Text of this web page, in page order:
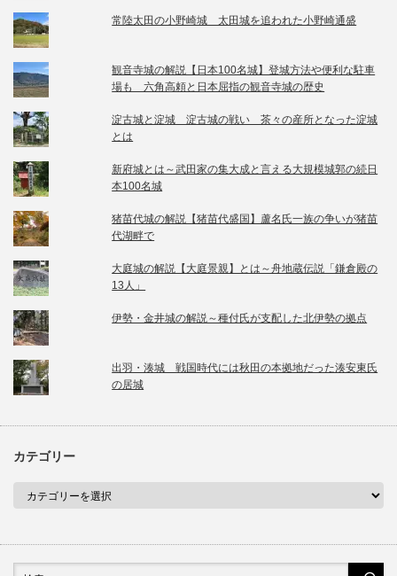
常陸太田の小野崎城 太田城を追われた小野崎通盛
観音寺城の解説【日本100名城】登城方法や便利な駐車
場も 六角高頼と日本屈指の観音寺城の歴史
淀古城と淀城 淀古城の戦い 茶々の産所となった淀城
とは
新府城とは～武田家の集大成と言える大規模城郭の続日
本100名城
猪苗代城の解説【猪苗代盛国】蘆名氏一族の争いが猪苗
代湖畔で
大庭城の解説【大庭景親】とは～舟地蔵伝説「鎌倉殿の
13人」
伊勢・金井城の解説～種付氏が支配した北伊勢の拠点
出羽・湊城 戦国時代には秋田の本拠地だった湊安東氏
の居城
カテゴリー